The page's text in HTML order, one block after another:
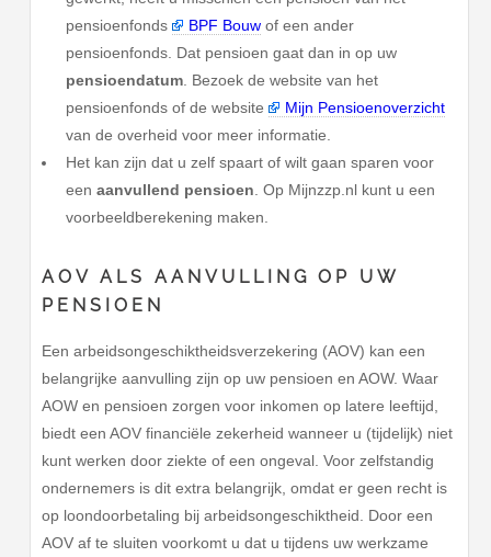
pensioenfonds
BPF Bouwof een ander
pensioenfonds. Dat pensioen gaat dan in op uw
pensioendatum. Bezoek de website van het
pensioenfonds of de website
Mijn Pensioenoverzicht
van de overheid voor meer informatie.
Het kan zijn dat u zelf spaart of wilt gaan sparen voor
een aanvullend pensioen. Op Mijnzzp.nl kunt u een
voorbeeldberekening maken.
AOV ALS AANVULLING OP UW
PENSIOEN
Een arbeidsongeschiktheidsverzekering (AOV) kan een
belangrijke aanvulling zijn op uw pensioen en AOW. Waar
AOW en pensioen zorgen voor inkomen op latere leeftijd,
biedt een AOV financiële zekerheid wanneer u (tijdelijk) niet
kunt werken door ziekte of een ongeval. Voor zelfstandig
ondernemers is dit extra belangrijk, omdat er geen recht is
op loondoorbetaling bij arbeidsongeschiktheid. Door een
AOV af te sluiten voorkomt u dat u tijdens uw werkzame